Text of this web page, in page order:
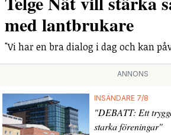
med lantbrukare
"Vi har en bra dialog i dag och kan
ANNONS
INSÄNDARE 7/8
"DEBATT: Ett
starka föreningar"